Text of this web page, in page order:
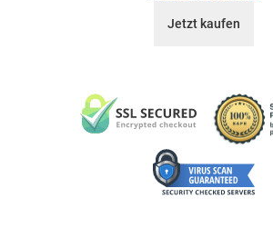
Jetzt kaufen